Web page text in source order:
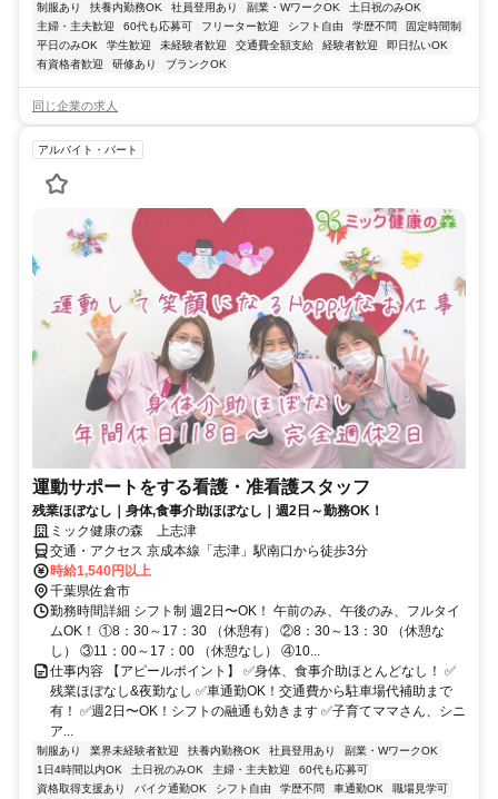
制服あり 扶養内勤務OK 社員登用あり 副業・WワークOK
土日祝のみOK
主婦・主夫歓迎
60代も応募可 フリーター歓迎 シフト自由 学歴不問
固定時間制
平日のみOK
学生歓迎 未経験者歓迎 交通費全額支給 経験者歓迎
即日払いOK
有資格者歓迎
研修あり ブランクOK
同じ企業の求人
アルバイト・パート
運動サポートをする看護・准看護スタッフ
残業ほぼなし｜身体,食事介助ほぼなし｜週2日～勤務OK！
ミック健康の森 上志津
交通・アクセス 京成本線「志津」駅南口から徒歩3分
時給1,540円以上
千葉県佐倉市
勤務時間詳細 シフト制 週2日〜OK！ 午前のみ、午後のみ、フルタイ
ムOK！ ①8：30～17：30 （休憩有） ②8：30～13：30 （休憩な
し） ③11：00～17：00 （休憩なし） ④10...
仕事内容 【アピールポイント】 ✅身体、食事介助ほとんどなし！ ✅
残業ほぼなし&夜勤なし ✅車通勤OK！交通費から駐車場代補助まで
有！ ✅週2日〜OK！シフトの融通も効きます ✅子育てママさん、シニ
ア...
制服あり 業界未経験者歓迎 扶養内勤務OK 社員登用あり
副業・WワークOK
1日4時間以内OK
土日祝のみOK 主婦・主夫歓迎
60代も応募可
資格取得支援あり
バイク通勤OK シフト自由 学歴不問 車通勤OK
職場見学可